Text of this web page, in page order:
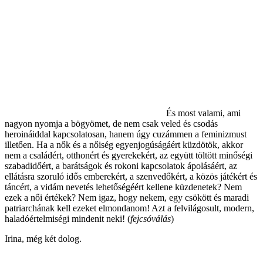
És most valami, ami
nagyon nyomja a bögyömet, de nem csak veled és csodás
heroináiddal kapcsolatosan, hanem úgy cuzámmen a feminizmust
illetően. Ha a nők és a nőiség egyenjogúságáért küzdötök, akkor
nem a családért, otthonért és gyerekekért, az együtt töltött minőségi
szabadidőért, a barátságok és rokoni kapcsolatok ápolásáért, az
ellátásra szoruló idős emberekért, a szenvedőkért, a közös játékért és
táncért, a vidám nevetés lehetőségéért kellene küzdenetek? Nem
ezek a női értékek? Nem igaz, hogy nekem, egy csökött és maradi
patriarchának kell ezeket elmondanom! Azt a felvilágosult, modern,
haladóértelmiségi mindenit neki! (fejcsóválás)
Irina, még két dolog.